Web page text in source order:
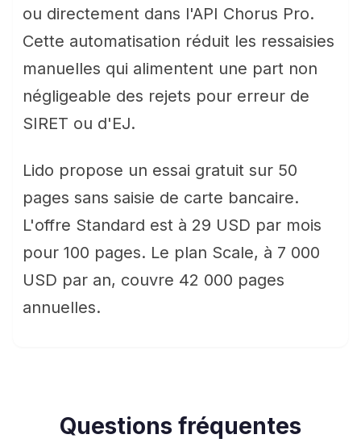
ou directement dans l'API Chorus Pro.
Cette automatisation réduit les ressaisies
manuelles qui alimentent une part non
négligeable des rejets pour erreur de
SIRET ou d'EJ.
Lido propose un essai gratuit sur 50
pages sans saisie de carte bancaire.
L'offre Standard est à 29 USD par mois
pour 100 pages. Le plan Scale, à 7 000
USD par an, couvre 42 000 pages
annuelles.
Questions fréquentes